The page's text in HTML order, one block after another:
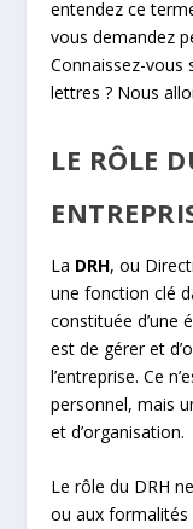
entendez ce
vous demandez
Connaissez-vous
lettres ? Nous
LE RÔLE
La DRH, ou
une fonction clé
constituée d’une
est de gérer et
l’entreprise. Ce
personnel, mais
et d’organisation.
Le rôle du DRH
ou aux formalités